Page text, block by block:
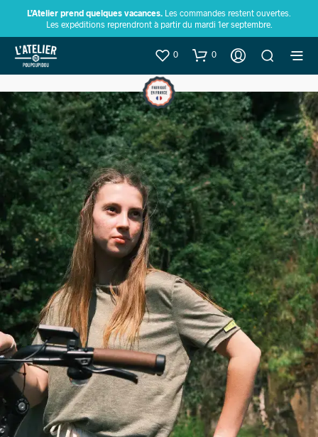
L’Atelier prend quelques vacances. Les commandes restent ouvertes.
Les expéditions reprendront à partir du mardi 1er septembre.
0 0